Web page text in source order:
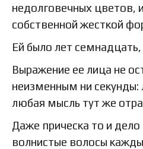
недолговечных
собственной жесткой
Ей было лет
Выражение ее лица не
неизменным ни
любая мысль тут же
Даже прическа то и дело
волнистые волосы